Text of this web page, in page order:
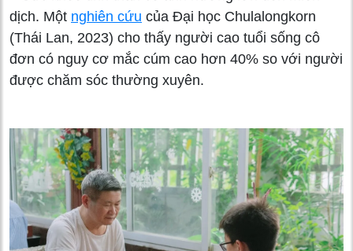
dịch. Một nghiên cứu của Đại học Chulalongkorn
(Thái Lan, 2023) cho thấy người cao tuổi sống cô
đơn có nguy cơ mắc cúm cao hơn 40% so với người
được chăm sóc thường xuyên.